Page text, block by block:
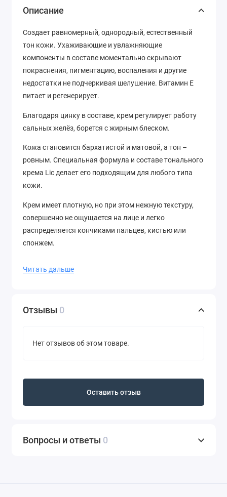
Описание
Создает равномерный, однородный, естественный
тон кожи. Ухаживающие и увлажняющие
компоненты в составе моментально скрывают
покраснения, пигментацию, воспаления и другие
недостатки не подчеркивая шелушение. Витамин Е
питает и регенерирует.
Благодаря цинку в составе, крем регулирует работу
сальных желёз, борется с жирным блеском.
Кожа становится бархатистой и матовой, а тон –
ровным. Специальная формула и составе тонального
крема Lic делает его подходящим для любого типа
кожи.
Крем имеет плотную, но при этом нежную текстуру,
совершенно не ощущается на лице и легко
распределяется кончиками пальцев, кистью или
спонжем.
время путешествий и позволит протестировать
Читать дальше
Отзывы 0
Нет отзывов об этом товаре.
Оставить отзыв
Вопросы и ответы 0